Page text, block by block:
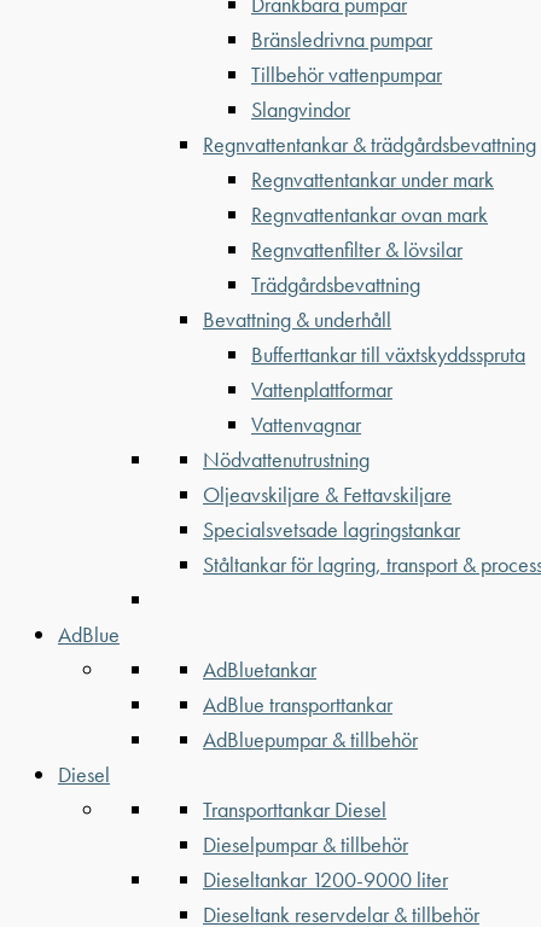
Bränsledrivna pumpar
Tillbehör vattenpumpar
Slangvindor
Regnvattentankar & trädgårdsbevattning
Regnvattentankar under mark
Regnvattentankar ovan mark
Regnvattenfilter & lövsilar
Trädgårdsbevattning
Bevattning & underhåll
Bufferttankar till växtskyddsspruta
Vattenplattformar
Vattenvagnar
Nödvattenutrustning
Oljeavskiljare & Fettavskiljare
Specialsvetsade lagringstankar
Ståltankar för lagring, transport &
AdBlue
AdBluetankar
AdBlue transporttankar
AdBluepumpar & tillbehör
Diesel
Transporttankar Diesel
Dieselpumpar & tillbehör
Dieseltankar 1200-9000 liter
Dieseltank reservdelar & tillbehör